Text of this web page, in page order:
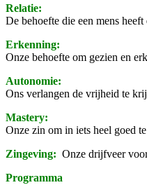
Relatie:
De behoefte die een mens
Erkenning:
Onze behoefte om gezien en
Autonomie:
Ons verlangen de vrijheid te
Mastery:
Onze zin om in iets heel goed
Zingeving: Onze drijfveer
Programma